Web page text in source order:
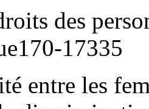
des
17335
entre les